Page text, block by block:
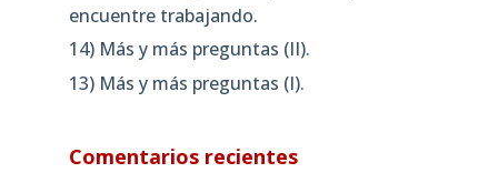
encuentre trabajando.
14) Más y más preguntas (II).
13) Más y más preguntas (I).
Comentarios recientes